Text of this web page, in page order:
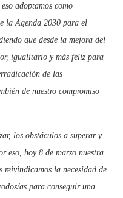
adoptamos como
la Agenda 2030 para el
que desde la mejora del
igualitario y más feliz para
de las
de nuestro compromiso
los obstáculos a superar y
eso, hoy 8 de marzo nuestra
reivindicamos la necesidad de
as para conseguir una